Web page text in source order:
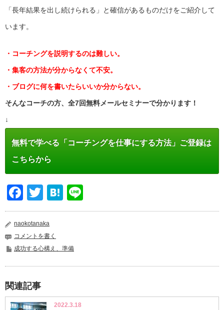
「長年結果を出し続けられる」と確信があるものだけをご紹介して
います。
・コーチングを説明するのは難しい。
・集客の方法が分からなくて不安。
・ブログに何を書いたらいいか分からない。
そんなコーチの方、全7回無料メールセミナーで分かります！
↓
無料で学べる「コーチングを仕事にする方法」ご登録は
こちらから
Facebook
TwitterHatena
naokotanaka
コメントを書く
成功する心構え、準備
関連記事
2022.3.18